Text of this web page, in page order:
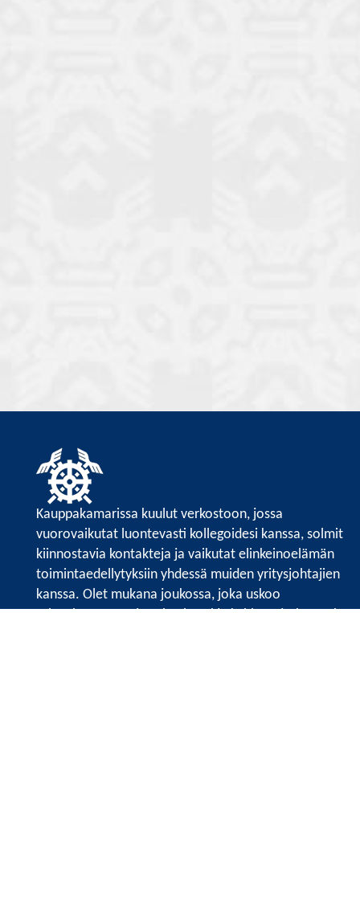
Kauppakamarissa kuulut verkostoon, jossa
vuorovaikutat luontevasti kollegoidesi kanssa, solmit
kiinnostavia kontakteja ja vaikutat elinkeinoelämän
toimintaedellytyksiin yhdessä muiden yritysjohtajien
kanssa. Olet mukana joukossa, joka uskoo